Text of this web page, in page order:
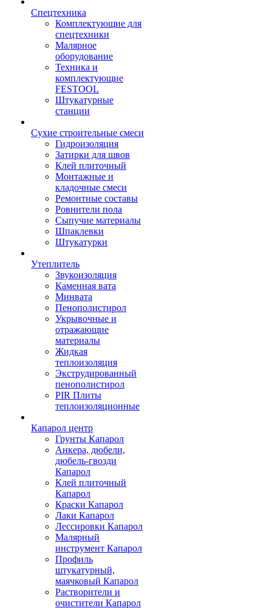
Спецтехника
Комплектующие для
спецтехники
Малярное
оборудование
Техника и
комплектующие
FESTOOL
Штукатурные
станции
Сухие строительные смеси
Гидроизоляция
Затирки для швов
Клей плиточный
Монтажные и
кладочные смеси
Ремонтные составы
Ровнители пола
Сыпучие материалы
Шпаклевки
Штукатурки
Утеплитель
Звукоизоляция
Каменная вата
Минвата
Пенополистирол
Укрывочные и
отражающие
материалы
Жидкая
теплоизоляция
Экструдированный
пенополистирол
PIR Плиты
теплоизоляционные
Капарол центр
Грунты Капарол
Анкера, дюбели,
дюбель-гвозди
Капарол
Клей плиточный
Капарол
Краски Капарол
Лаки Капарол
Лессировки Капарол
Малярный
инструмент Капарол
Профиль
штукатурный,
маячковый Капарол
Растворители и
очистители Капарол